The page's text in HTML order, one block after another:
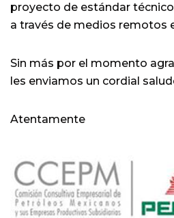
proyecto de estándar
a través de medios remotos
Sin más por el momento
les enviamos un cordial
Atentamente